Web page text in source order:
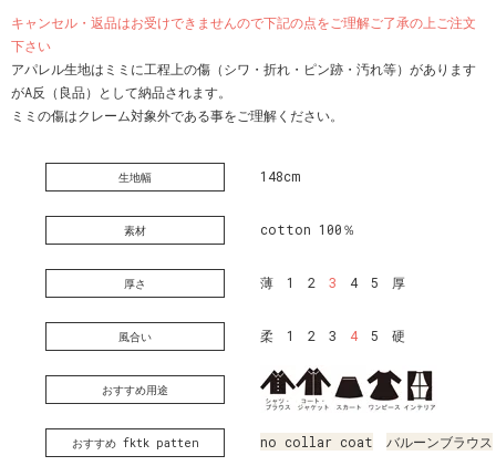
キャンセル・返品はお受けできませんので下記の点をご理解ご了承の上ご注文
下さい
アパレル生地はミミに工程上の傷（シワ・折れ・ピン跡・汚れ等）があります
がA反（良品）として納品されます。
ミミの傷はクレーム対象外である事をご理解ください。
生地幅 148cm
素材 cotton 100％
厚さ 薄 1 2 3 4 5 厚
風合い 柔 1 2 3 4 5 硬
おすすめ用途
おすすめ fktk patten no collar coat バルーンブラウス